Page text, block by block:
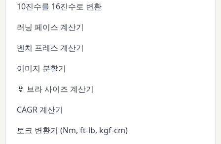
10진수를 16진수로 변환
러닝 페이스 계산기
벤치 프레스 계산기
이미지 분할기
👙 브라 사이즈 계산기
CAGR 계산기
토크 변환기 (Nm, ft-lb, kgf-cm)